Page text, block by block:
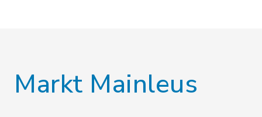
Markt Mainleus